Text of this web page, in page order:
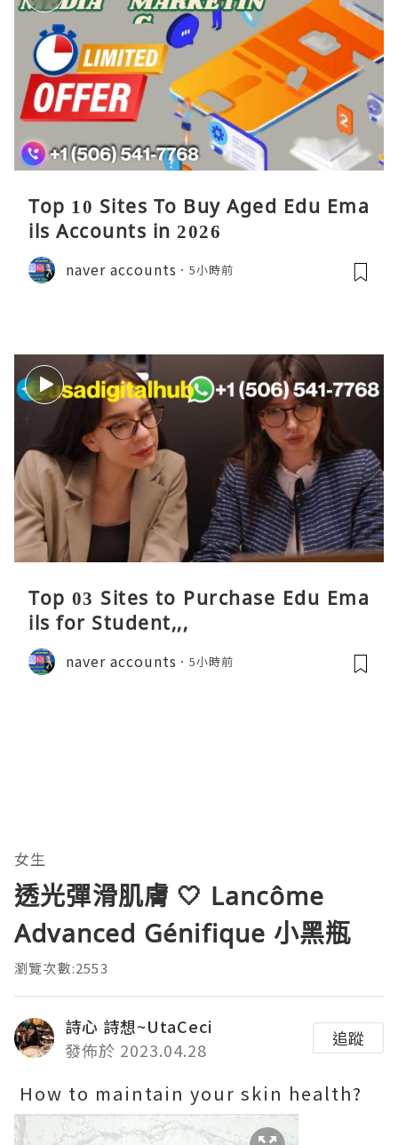
Top 10 Sites To Buy Aged Edu Ema
ils Accounts in 2026
naver accounts 5小時前
Top 03 Sites to Purchase Edu Ema
ils for Student,,,
naver accounts 5小時前
女生
透光彈滑肌膚 🤍 Lancôme
Advanced Génifique 小黑瓶
瀏覽次數:2553
詩心 詩想~UtaCeci
發佈於 2023.04.28
追蹤
How to maintain your skin health?